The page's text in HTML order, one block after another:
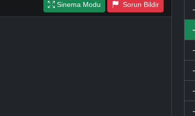
Sinema Modu Sorun Bildir